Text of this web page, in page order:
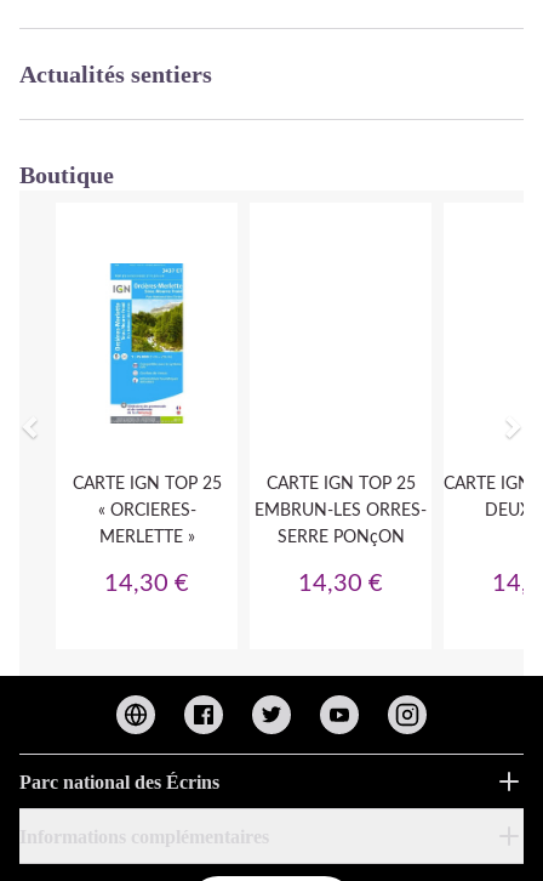
Actualités sentiers
Boutique
Parc national des Écrins
Informations complémentaires